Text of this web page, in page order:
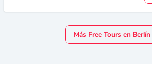
Más Free Tours en Berlín